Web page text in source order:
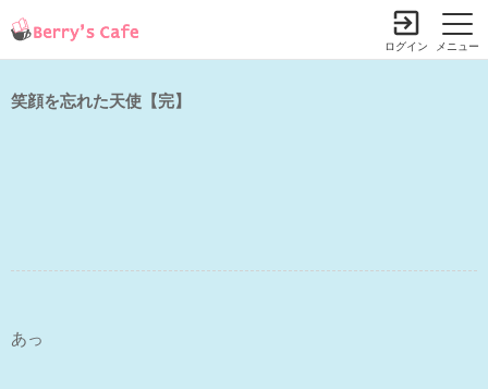
メニュー
ログイン
笑顔を忘れた天使【完】
あっ